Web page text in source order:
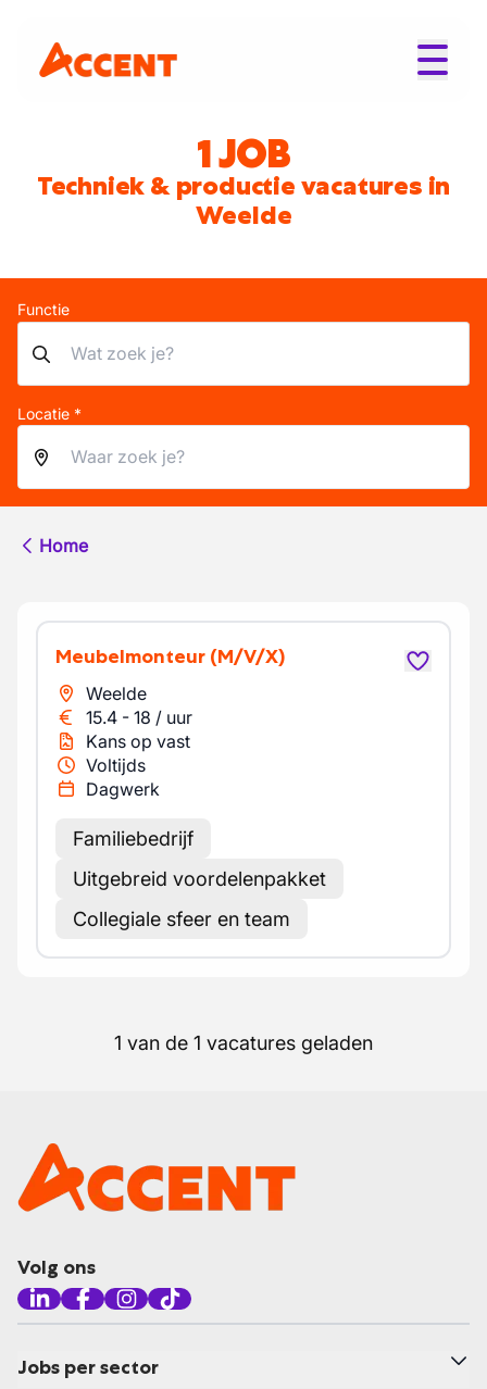
1 JOB
Techniek & productie vacatures in
Weelde
Functie
Locatie *
Home
Meubelmonteur (M/V/X)
Weelde
15.4 - 18 / uur
Kans op vast
Voltijds
Dagwerk
Familiebedrijf
Uitgebreid voordelenpakket
Collegiale sfeer en team
1 van de 1 vacatures geladen
Volg ons
Jobs per sector